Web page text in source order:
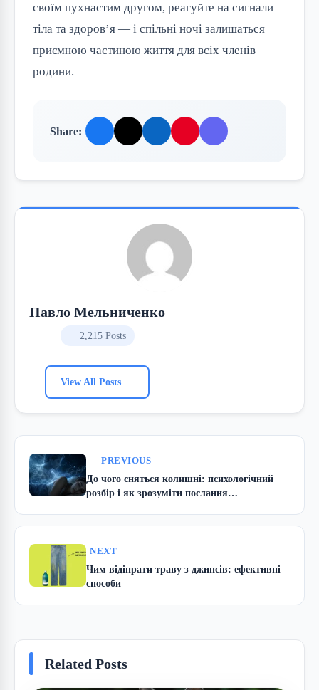
своїм пухнастим другом, реагуйте на сигнали
тіла та здоров’я — і спільні ночі залишаться
приємною частиною життя для всіх членів
родини.
Share:
Павло Мельниченко
2,215 Posts
View All Posts
PREVIOUS
До чого сняться колишні: психологічний
розбір і як зрозуміти послання
NEXT
Чим відіпрати траву з джинсів: ефективні
способи
Related Posts